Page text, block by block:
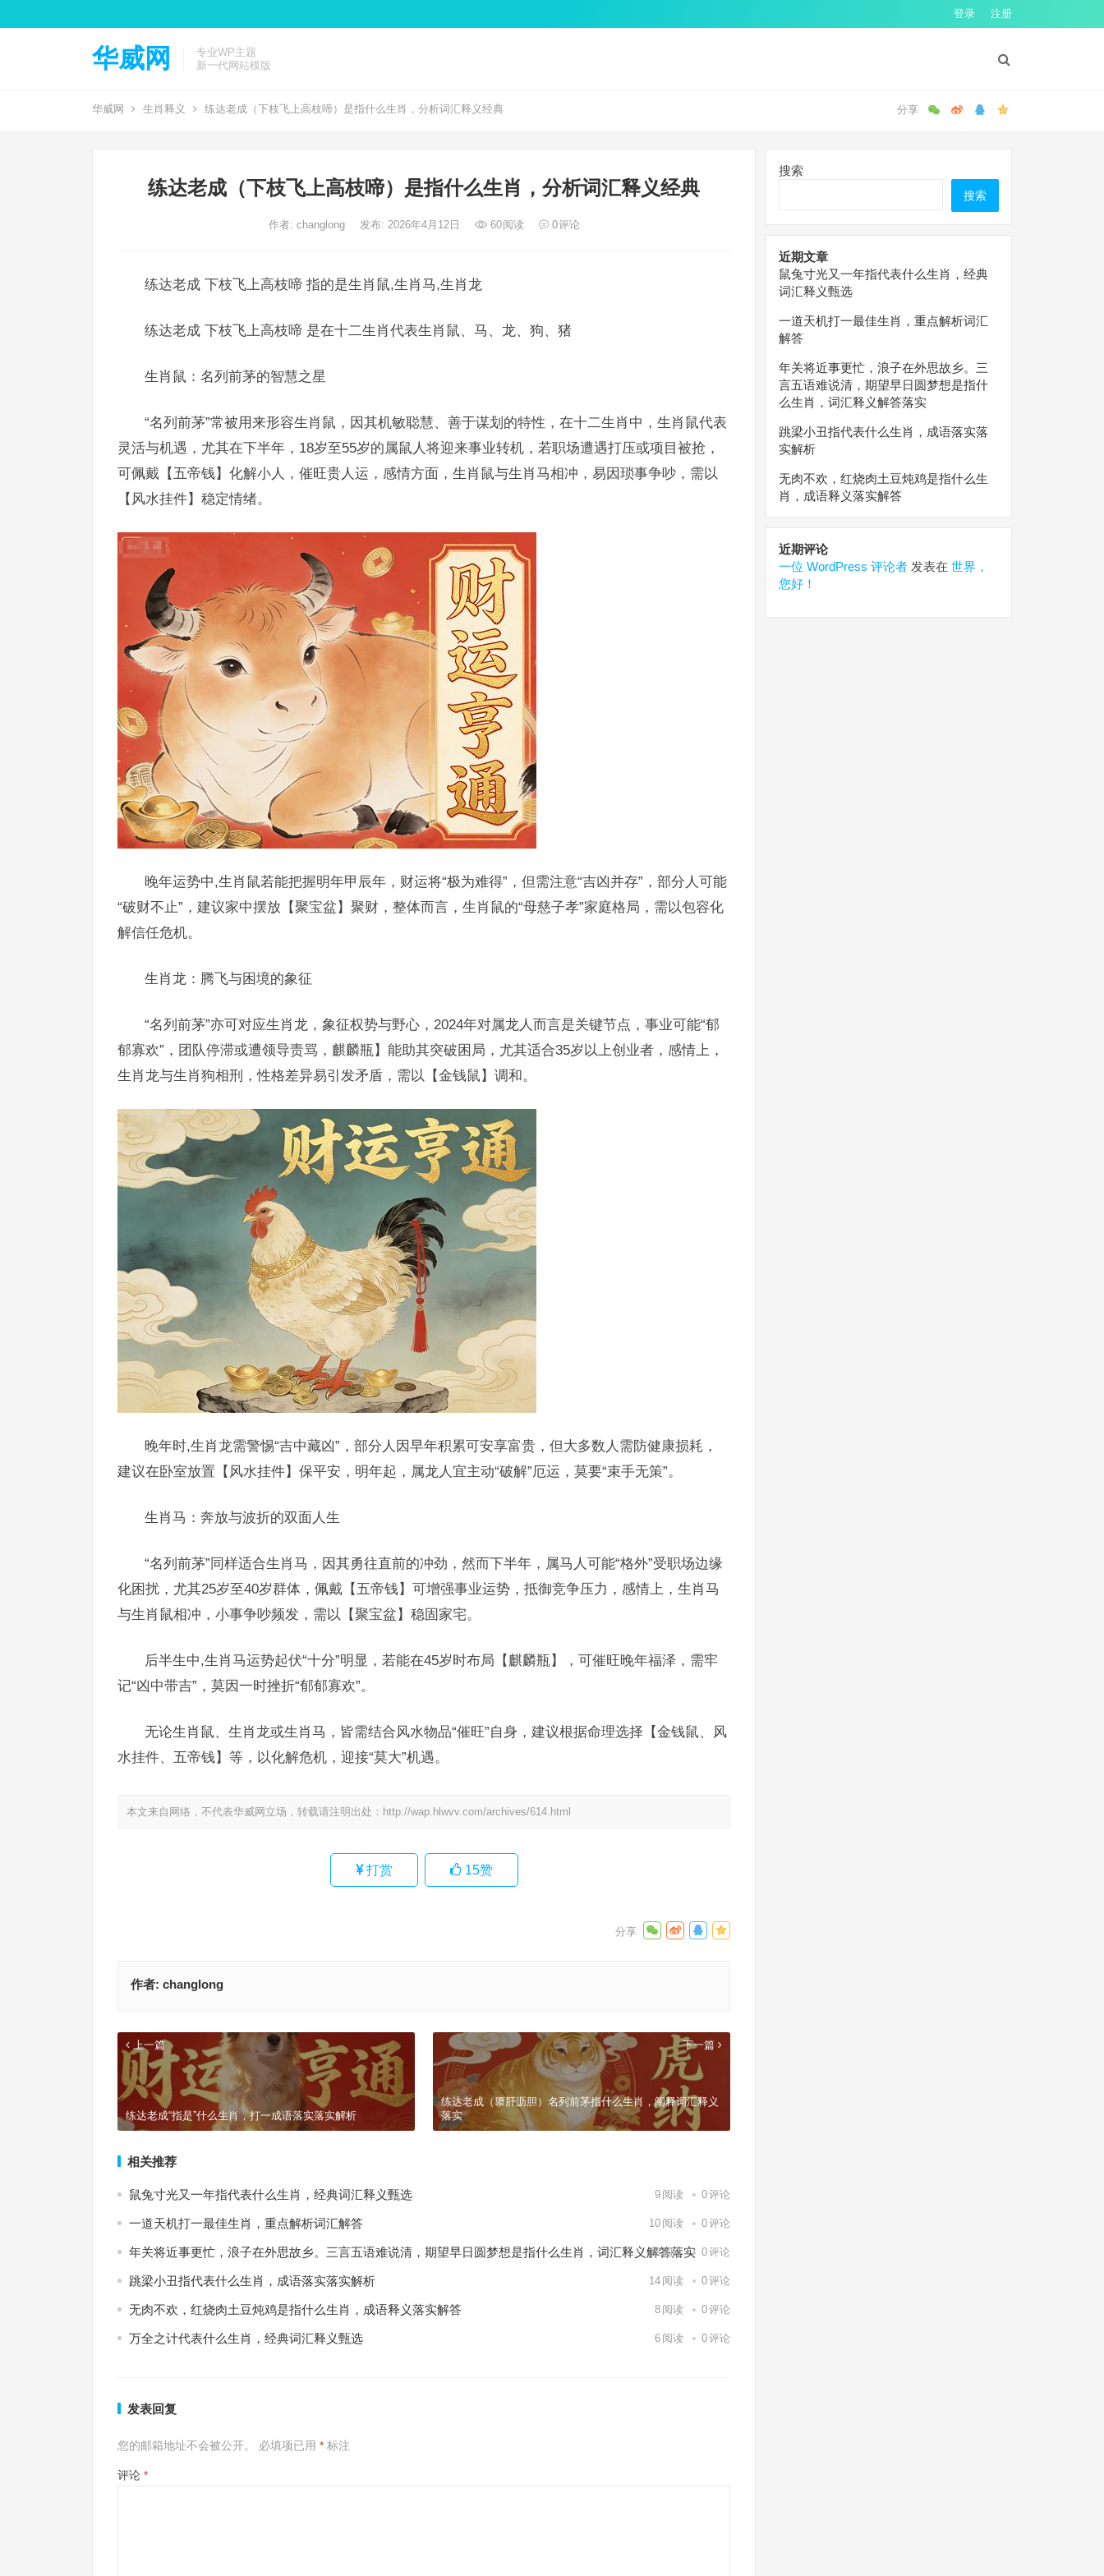
登录 注册
华威网
专业WP主题
新一代网站模版
华威网 生肖释义 练达老成（下枝飞上高枝啼）是指什么生肖，分析词汇释义经典
练达老成（下枝飞上高枝啼）是指什么生肖，分析词汇释义经典
作者: changlong 发布: 2026年4月12日 60阅读 0评论
练达老成 下枝飞上高枝啼 指的是生肖鼠,生肖马,生肖龙
练达老成 下枝飞上高枝啼 是在十二生肖代表生肖鼠、马、龙、狗、猪
生肖鼠：名列前茅的智慧之星
“名列前茅”常被用来形容生肖鼠，因其机敏聪慧、善于谋划的特性，在十二生肖中，生肖鼠代表
灵活与机遇，尤其在下半年，18岁至55岁的属鼠人将迎来事业转机，若职场遭遇打压或项目被抢，
可佩戴【五帝钱】化解小人，催旺贵人运，感情方面，生肖鼠与生肖马相冲，易因琐事争吵，需以
【风水挂件】稳定情绪。
晚年运势中,生肖鼠若能把握明年甲辰年，财运将“极为难得”，但需注意“吉凶并存”，部分人可能
“破财不止”，建议家中摆放【聚宝盆】聚财，整体而言，生肖鼠的“母慈子孝”家庭格局，需以包容化
解信任危机。
生肖龙：腾飞与困境的象征
“名列前茅”亦可对应生肖龙，象征权势与野心，2024年对属龙人而言是关键节点，事业可能“郁
郁寡欢”，团队停滞或遭领导责骂，麒麟瓶】能助其突破困局，尤其适合35岁以上创业者，感情上，
生肖龙与生肖狗相刑，性格差异易引发矛盾，需以【金钱鼠】调和。
晚年时,生肖龙需警惕“吉中藏凶”，部分人因早年积累可安享富贵，但大多数人需防健康损耗，
建议在卧室放置【风水挂件】保平安，明年起，属龙人宜主动“破解”厄运，莫要“束手无策”。
生肖马：奔放与波折的双面人生
“名列前茅”同样适合生肖马，因其勇往直前的冲劲，然而下半年，属马人可能“格外”受职场边缘
化困扰，尤其25岁至40岁群体，佩戴【五帝钱】可增强事业运势，抵御竞争压力，感情上，生肖马
与生肖鼠相冲，小事争吵频发，需以【聚宝盆】稳固家宅。
后半生中,生肖马运势起伏“十分”明显，若能在45岁时布局【麒麟瓶】，可催旺晚年福泽，需牢
记“凶中带吉”，莫因一时挫折“郁郁寡欢”。
无论生肖鼠、生肖龙或生肖马，皆需结合风水物品“催旺”自身，建议根据命理选择【金钱鼠、风
水挂件、五帝钱】等，以化解危机，迎接“莫大”机遇。
本文来自网络，不代表华威网立场，转载请注明出处： http://wap.hlwvv.com/archives/614.html
打赏 15赞
作者: changlong
上一篇
练达老成“指是”什么生肖，打一成语落实落实解析
下一篇
练达老成（隳肝沥胆）名列前茅指什么生肖，阐释词汇释义
落实
相关推荐
鼠兔寸光又一年指代表什么生肖，经典词汇释义甄选 9 阅读 0评论
一道天机打一最佳生肖，重点解析词汇解答 10 阅读 0评论
年关将近事更忙，浪子在外思故乡。三言五语难说清，期望早日圆梦想是指什么生肖，词汇释义解答落实
12阅读 0评论
跳梁小丑指代表什么生肖，成语落实落实解析 14 阅读 0评论
无肉不欢，红烧肉土豆炖鸡是指什么生肖，成语释义落实解答 8 阅读 0评论
万全之计代表什么生肖，经典词汇释义甄选 6 阅读 0评论
发表回复
您的邮箱地址不会被公开。 必填项已用 * 标注
评论 *
搜索
搜索
近期文章
鼠兔寸光又一年指代表什么生肖，经典
词汇释义甄选
一道天机打一最佳生肖，重点解析词汇
解答
年关将近事更忙，浪子在外思故乡。三
言五语难说清，期望早日圆梦想是指什
么生肖，词汇释义解答落实
跳梁小丑指代表什么生肖，成语落实落
实解析
无肉不欢，红烧肉土豆炖鸡是指什么生
肖，成语释义落实解答
近期评论
一位 WordPress 评论者 发表在 世界，
您好！